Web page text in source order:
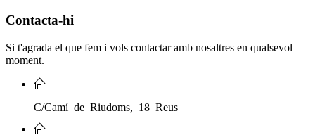
Contacta-hi
Si t'agrada el que fem i vols contactar amb nosaltres en qualsevol
moment.
C/Camí de Riudoms, 18 Reus